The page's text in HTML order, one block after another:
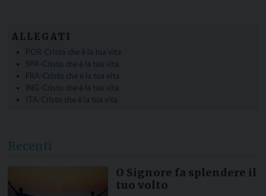
ALLEGATI
POR-Cristo che è la tua vita
SPA-Cristo che è la tua vita
FRA-Cristo che è la tua vita
ING-Cristo che è la tua vita
ITA-Cristo che è la tua vita
Recenti
O Signore fa splendere il
tuo volto